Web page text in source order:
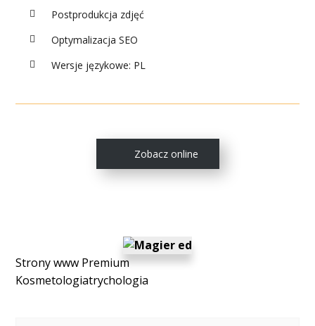
Postprodukcja zdjęć
Optymalizacja SEO
Wersje językowe: PL
Zobacz online
Strony www Premium
Kosmetologiatrychologia